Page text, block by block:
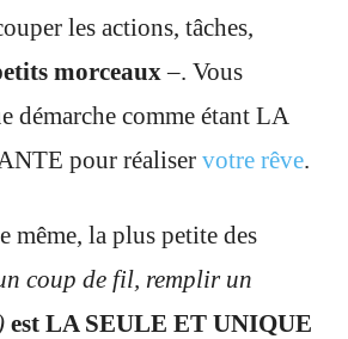
les actions, tâches,
morceaux–. Vous
démarche comme étant LA
pour réaliser votre rêve.
même, la plus petite des
coup de fil, remplir un
est LA SEULE ET UNIQUE